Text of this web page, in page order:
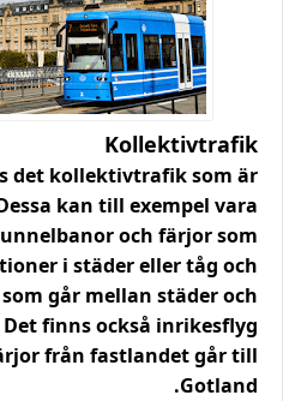
Kollektivtrafik
det kollektivtrafik som är
kan till exempel vara
och färjor som
i städer eller tåg och
går mellan städer och
finns också inrikesflyg
från fastlandet går till
Gotland.